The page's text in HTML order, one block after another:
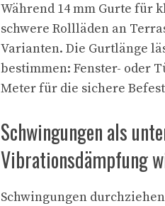
Während 14 mm Gurte für
schwere Rollläden an
Varianten. Die Gurtlänge
bestimmen: Fenster- oder
Meter für die sichere
Schwingungen als
Vibrationsdämpfung
Schwingungen